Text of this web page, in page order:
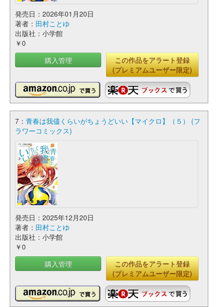
発売日：2026年01月20日
著者： 田村ことゆ
出版社：小学館
￥0
購入管理
この作品をアラート登録
(プレミアムユーザー限定)
7： 青春は我儘くらいがちょうどいい【マイクロ】（５） (フ
ラワーコミックス)
発売日：2025年12月20日
著者： 田村ことゆ
出版社：小学館
￥0
購入管理
この作品をアラート登録
(プレミアムユーザー限定)